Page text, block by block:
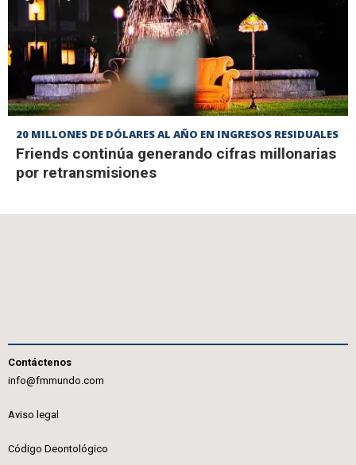
20 MILLONES DE DÓLARES AL AÑO EN INGRESOS RESIDUALES
Friends continúa generando cifras millonarias
por retransmisiones
Contáctenos
info@fmmundo.com
Aviso legal
Código Deontológico